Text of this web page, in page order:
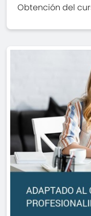
Obtención del